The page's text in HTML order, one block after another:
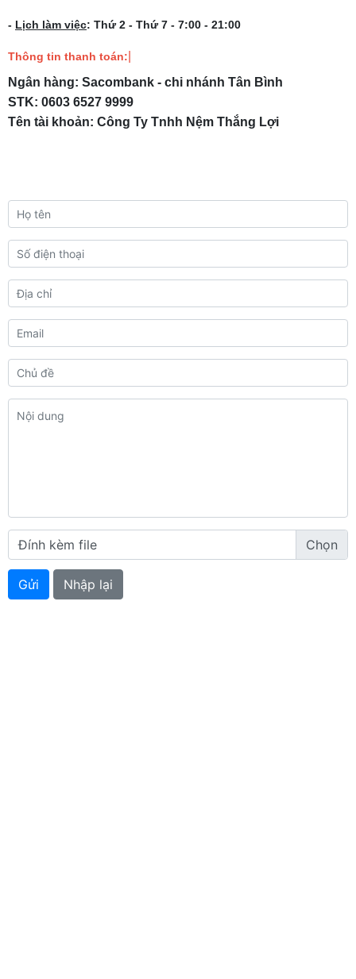
- Lịch làm việc: Thứ 2 - Thứ 7 - 7:00 - 21:00
Thông tin thanh toán:
Ngân hàng: Sacombank - chi nhánh Tân Bình
STK: 0603 6527 9999
Tên tài khoản: Công Ty Tnhh Nệm Thắng Lợi
Đính kèm file